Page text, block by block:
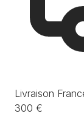
Livraison
300 €